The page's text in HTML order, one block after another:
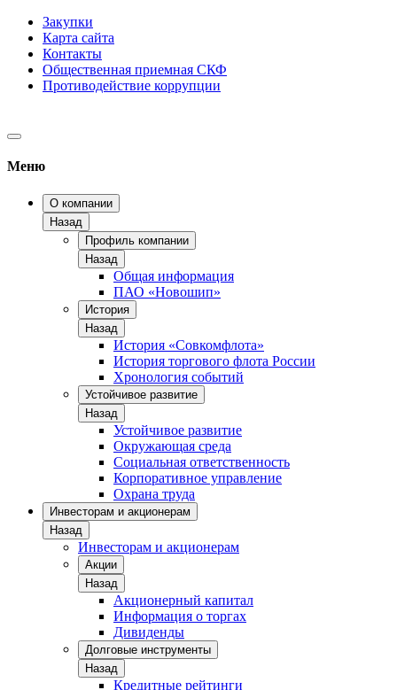
Закупки
Карта сайта
Контакты
Общественная приемная СКФ
Противодействие коррупции
Меню
О компании
Назад
Профиль компании
Назад
Общая информация
ПАО «Новошип»
История
Назад
История «Совкомфлота»
История торгового флота России
Хронология событий
Устойчивое развитие
Назад
Устойчивое развитие
Окружающая среда
Социальная ответственность
Корпоративное управление
Охрана труда
Инвесторам и акционерам
Назад
Инвесторам и акционерам
Акции
Назад
Акционерный капитал
Информация о торгах
Дивиденды
Долговые инструменты
Назад
Кредитные рейтинги